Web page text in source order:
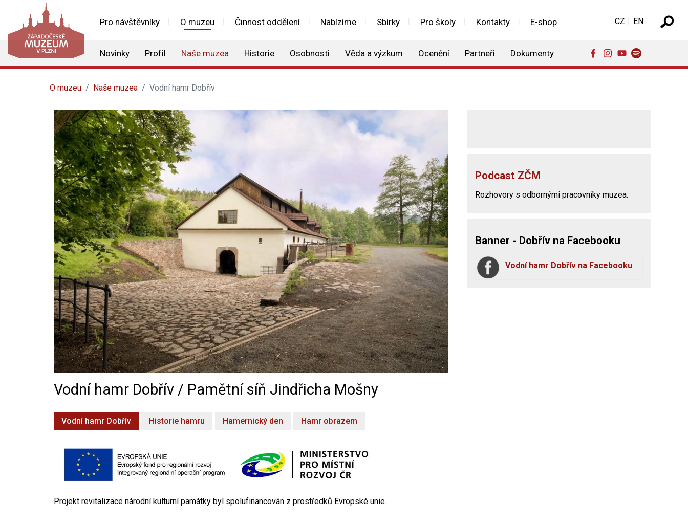
Pro návštěvníky O muzeu Činnost oddělení Nabízíme Sbírky Pro školy Kontakty E-shop
Novinky Profil Naše muzea Historie Osobnosti Věda a výzkum Ocenění Partneři Dokumenty
Zvolte jazyk
CZ EN
O muzeu Naše muzea Vodní hamr Dobřív
Vodní hamr Dobřív / Pamětní síň Jindřicha Mošny
Vodní hamr Dobřív Historie hamru Hamernický den Hamr obrazem
Projekt revitalizace národní kulturní památky byl spolufinancován z prostředků Evropské unie.
Podcast ZČM
Rozhovory s odbornými pracovníky muzea.
Banner - Dobřív na Facebooku
Vodní hamr Dobřív na Facebooku